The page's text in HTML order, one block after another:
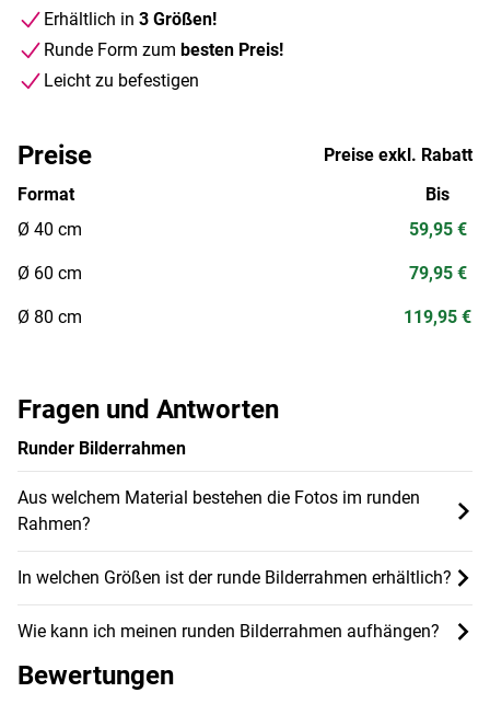
Erhältlich in 3 Größen!
Runde Form zum besten Preis!
Leicht zu befestigen
Fragen und Antworten
Runder Bilderrahmen
Aus welchem Material bestehen die Fotos im runden
Rahmen?
In welchen Größen ist der runde Bilderrahmen erhältlich?
Wie kann ich meinen runden Bilderrahmen aufhängen?
Preise
Preise exkl. Rabatt
Format
Ø 40 cm
Ø 60 cm
Ø 80 cm
Bis
59,95 €
79,95 €
119,95 €
Bewertungen